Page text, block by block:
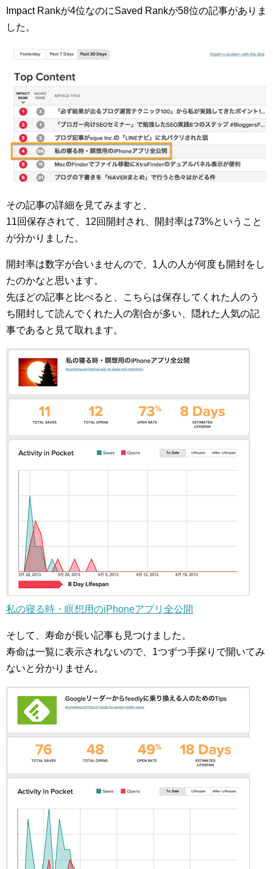
Impact Rankが4位なのにSaved Rankが58位の記事がありま
した。
その記事の詳細を見てみますと、
11回保存されて、12回開封され、開封率は73%ということ
が分かりました。
開封率は数字が合いませんので、1人の人が何度も開封をし
たのかなと思います。
先ほどの記事と比べると、こちらは保存してくれた人のう
ち開封して読んでくれた人の割合が多い、隠れた人気の記
事であると見て取れます。
私の寝る時・瞑想用のiPhoneアプリ全公開
そして、寿命が長い記事も見つけました。
寿命は一覧に表示されないので、1つずつ手探りで開いてみ
ないと分かりません。